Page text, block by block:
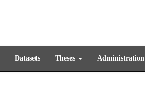
Datasets Theses Administration